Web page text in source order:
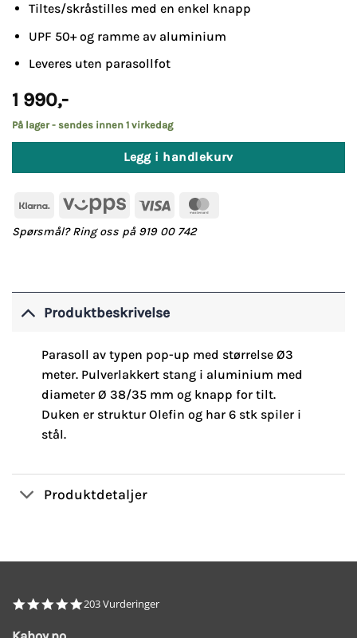
Tiltes/skråstilles med en enkel knapp
UPF 50+ og ramme av aluminium
Leveres uten parasollfot
1 990,-
På lager - sendes innen 1 virkedag
Legg i handlekurv
Klarna Vipps Visa
Spørsmål? Ring oss på 919 00 742
Produktbeskrivelse
Parasoll av typen pop-up med størrelse Ø3
meter. Pulverlakkert stang i aluminium med
diameter Ø 38/35 mm og knapp for tilt.
Duken er struktur Olefin og har 6 stk spiler i
stål.
Produktdetaljer
4.8
203 Vurderinger